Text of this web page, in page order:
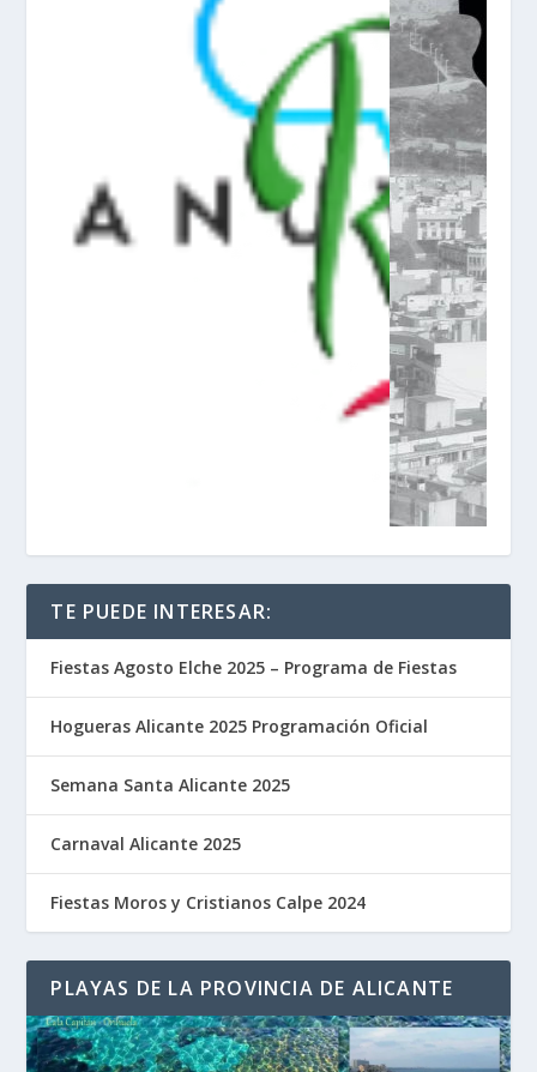
TE PUEDE INTERESAR:
Fiestas Agosto Elche 2025 – Programa de Fiestas
Hogueras Alicante 2025 Programación Oficial
Semana Santa Alicante 2025
Carnaval Alicante 2025
Fiestas Moros y Cristianos Calpe 2024
PLAYAS DE LA PROVINCIA DE ALICANTE